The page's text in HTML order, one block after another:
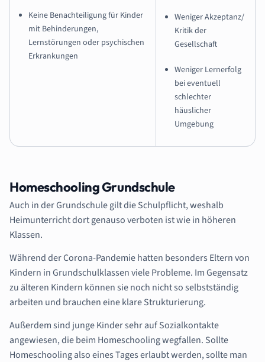
Keine Benachteiligung für Kinder
mit Behinderungen,
Lernstörungen oder psychischen
Erkrankungen
Weniger Akzeptanz/
Kritik der
Gesellschaft
Weniger Lernerfolg
bei eventuell
schlechter
häuslicher
Umgebung
Homeschooling Grundschule
Auch in der Grundschule gilt die Schulpflicht, weshalb
Heimunterricht dort genauso verboten ist wie in höheren
Klassen.
Während der Corona-Pandemie hatten besonders Eltern von
Kindern in Grundschulklassen viele Probleme. Im Gegensatz
zu älteren Kindern können sie noch nicht so selbstständig
arbeiten und brauchen eine klare Strukturierung.
Außerdem sind junge Kinder sehr auf Sozialkontakte
angewiesen, die beim Homeschooling wegfallen. Sollte
Homeschooling also eines Tages erlaubt werden, sollte man